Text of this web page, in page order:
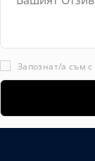
Запознат/а съм с